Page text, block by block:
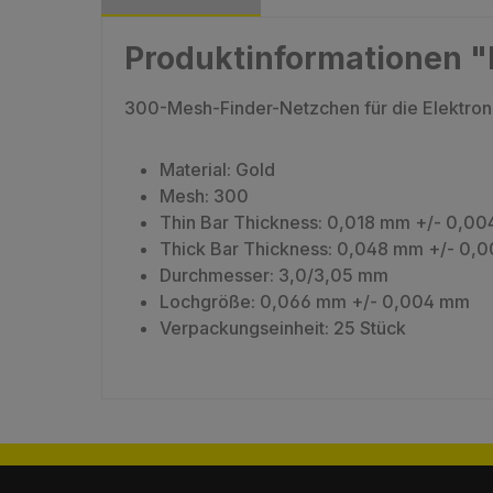
Produktinformationen
300-Mesh-Finder-Netzchen für die
Material: Gold
Mesh: 300
Thin Bar Thickness: 0,018 mm +/-
Thick Bar Thickness: 0,048 mm +/-
Durchmesser: 3,0/3,05 mm
Lochgröße: 0,066 mm +/- 0,004 mm
Verpackungseinheit: 25 Stück